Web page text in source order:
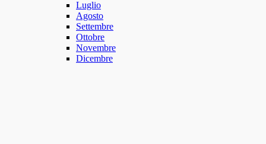
Luglio
Agosto
Settembre
Ottobre
Novembre
Dicembre